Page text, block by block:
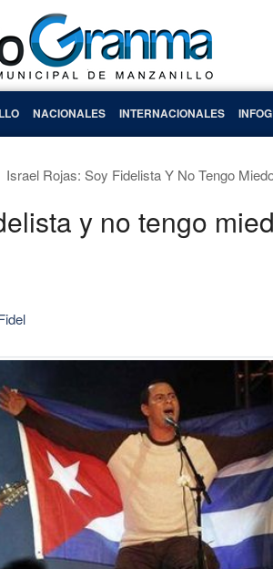
NACIONALES INTERNACIONALES
Israel Rojas: Soy Fidelista Y No Tengo
y no tengo